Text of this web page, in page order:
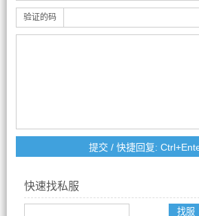
验证的码
快速找私服